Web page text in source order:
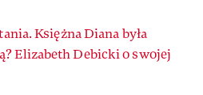
Księżna Diana była
Elizabeth Debicki o swojej